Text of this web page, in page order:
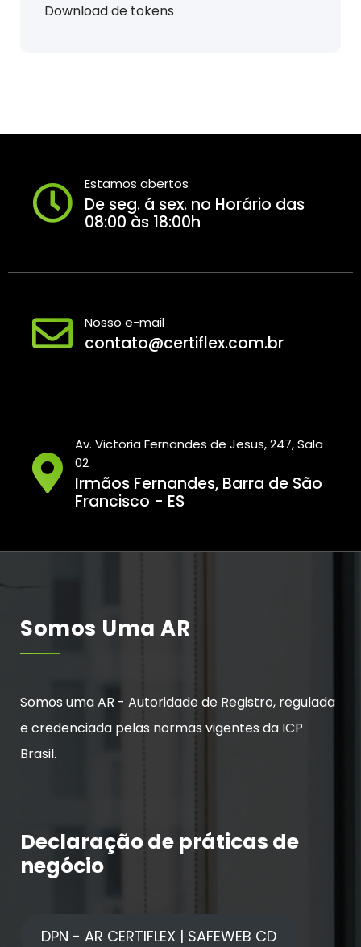
Download de tokens
Estamos abertos
De seg. á sex. no Horário das
08:00 às 18:00h
Nosso e-mail
contato@certiflex.com.br
Av. Victoria Fernandes de Jesus, 247, Sala
02
Irmãos Fernandes, Barra de São
Francisco - ES
Somos Uma AR
Somos uma AR - Autoridade de Registro, regulada
e credenciada pelas normas vigentes da ICP
Brasil.
Declaração de práticas de
negócio
DPN - AR CERTIFLEX | SAFEWEB CD